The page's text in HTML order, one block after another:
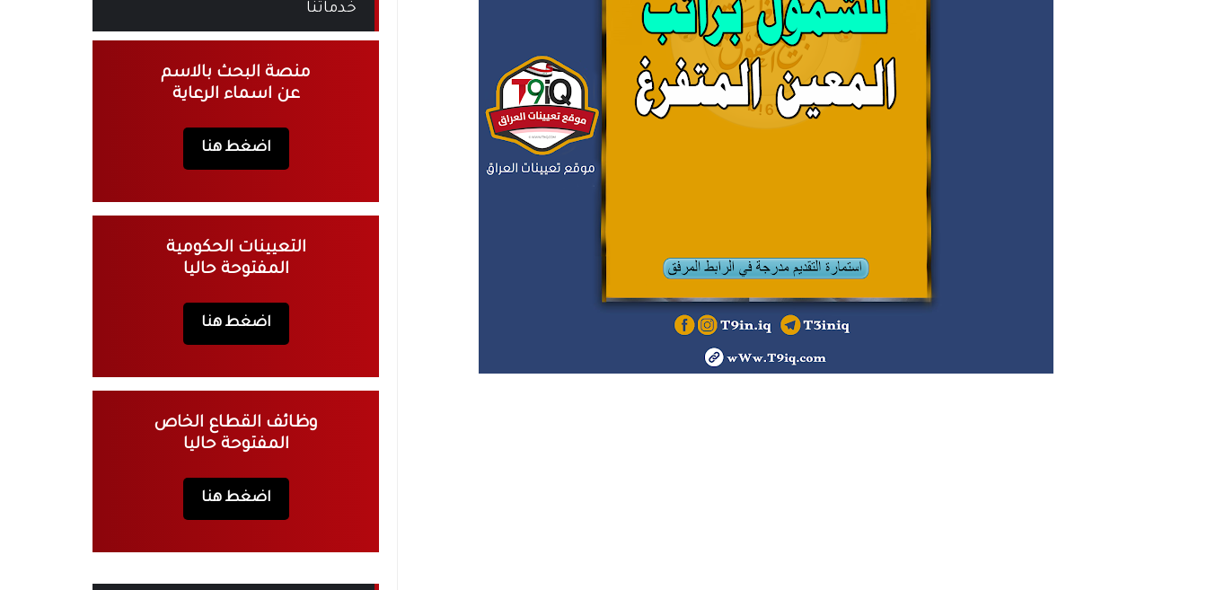
خدماتنا
منصة البحث بالاسم
عن اسماء الرعاية
اضغط هنا
التعيينات الحكومية
المفتوحة حاليا
اضغط هنا
وظائف القطاع الخاص
المفتوحة حاليا
اضغط هنا